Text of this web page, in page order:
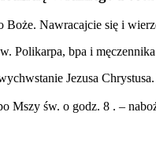
Boże. Nawracajcie się i
Polikarpa, bpa i
Jezusa
Mszy św. o godz. 8 . –